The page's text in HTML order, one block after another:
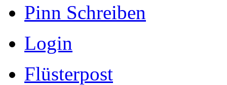
Pinn Schreiben
Login
Flüsterpost